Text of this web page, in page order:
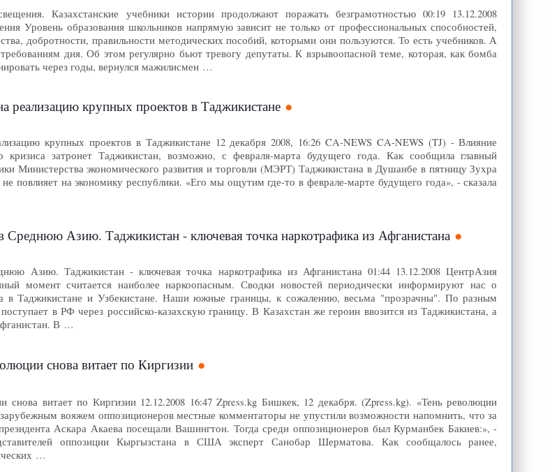
Казахстанские учебники истории продолжают поражать безграмотностью 00:19 13.12.2008
Уровень образования школьников напрямую зависит не только от профессиональных способностей,
добротности, правильности методических пособий, которыми они пользуются. То есть учебников. А
дня. Об этом регулярно бьют тревогу депутаты. К взрывоопасной теме, которая, как бомба
через годы, вернулся мажилисмен …
реализацию крупных проектов в Таджикистане
крупных проектов в Таджикистане 12 декабря 2008, 16:26 CA-NEWS CA-NEWS (TJ) - Влияние
кризиса затронет Таджикистан, возможно, с февраля-марта будущего года. Как сообщила главный
Министерства экономического развития и торговли (МЭРТ) Таджикистана в Душанбе в пятницу Зухра
повлияет на экономику республики. «Его мы ощутим где-то в феврале-марте будущего года», - сказала
Среднюю Азию. Таджикистан - ключевая точка наркотрафика из Афганистана
Азию. Таджикистан - ключевая точка наркотрафика из Афганистана 01:44 13.12.2008 ЦентрАзия
момент считается наиболее наркоопасным. Сводки новостей периодически информируют нас о
в Таджикистане и Узбекистане. Наши южные границы, к сожалению, весьма "прозрачны". По разным
в РФ через российско-казахскую границу. В Казахстан же героин ввозится из Таджикистана, а
В …
снова витает по Киргизии
витает по Киргизии 12.12.2008 16:47 Zpress.kg Бишкек, 12 декабря. (Zpress.kg). «Тень революции
вояжем оппозиционеров местные комментаторы не упустили возможности напомнить, что за
Аскара Акаева посещали Вашингтон. Тогда среди оппозиционеров был Курманбек Бакиев:», -
оппозиции Кыргызстана в США эксперт Санобар Шерматова. Как сообщалось ранее,
…